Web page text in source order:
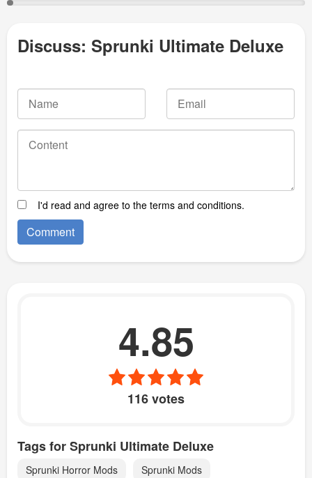
Discuss: Sprunki Ultimate Deluxe
I'd read and agree to the terms and conditions.
4.85
116 votes
Tags for Sprunki Ultimate Deluxe
Sprunki Horror Mods Sprunki Mods